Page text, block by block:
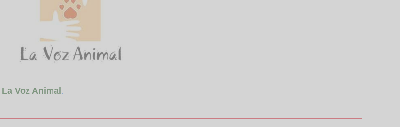
La Voz Animal.